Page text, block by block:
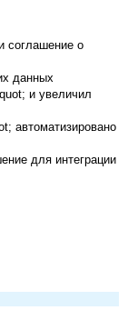
соглашение о
данных
и увеличил
автоматизировано
для интеграции